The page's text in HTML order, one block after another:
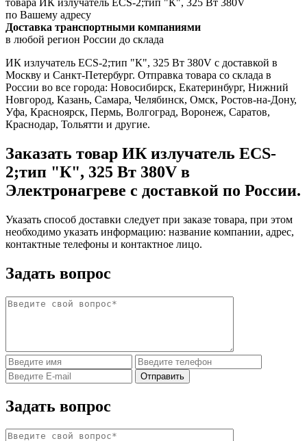
товара ИК излучатель ECS-2;тип "К", 325 Вт 380V
по Вашему адресу
Доставка транспортными компаниями
в любой регион России до склада
ИК излучатель ECS-2;тип "К", 325 Вт 380V с доставкой в
Москву и Санкт-Петербург. Отправка товара со склада в
России во все города: Новосибирск, Екатеринбург, Нижний
Новгород, Казань, Самара, Челябинск, Омск, Ростов-на-Дону,
Уфа, Красноярск, Пермь, Волгоград, Воронеж, Саратов,
Краснодар, Тольятти и другие.
Заказать товар ИК излучатель ECS-
2;тип "К", 325 Вт 380V в
Электронагреве с доставкой по России.
Указать способ доставки следует при заказе товара, при этом
необходимо указать информацию: название компании, адрес,
контактные телефоны и контактное лицо.
Задать вопрос
Задать вопрос